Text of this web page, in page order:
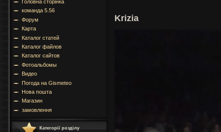
Головна сторінка
команда 5.56
Форум
Карта
Каталог статей
Каталог файлов
Каталог сайтов
Фотоальбомы
Видео
Погода на Gismeteo
Нова пошта
Магазин
замовлення
Категорії розділу
Krizia